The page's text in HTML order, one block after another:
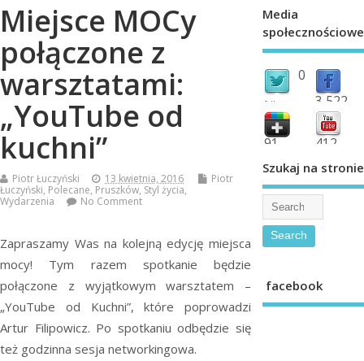
Miejsce MOCy
połączone z
warsztatami:
„YouTube od
kuchni”
Piotr Łuczyński 13 kwietnia, 2016
Piotr
Łuczyński, Polecane, Pruszków, Styl życia,
Wydarzenia
No Comment
Zapraszamy Was na kolejną edycję miejsca
mocy! Tym razem spotkanie będzie
połączone z wyjątkowym warsztatem –
„YouTube od Kuchni”, które poprowadzi
Artur Filipowicz. Po spotkaniu odbędzie się
też godzinna sesja networkingowa.
Media
społecznościowe
0
followers 3,522
fans
91 412
Szukaj na stronie
facebook